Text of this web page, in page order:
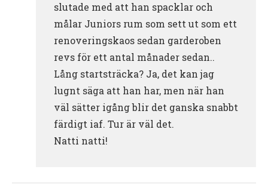
slutade med att han spacklar och
målar Juniors rum som sett ut som ett
renoveringskaos sedan garderoben
revs för ett antal månader sedan..
Lång startsträcka? Ja, det kan jag
lugnt säga att han har, men när han
väl sätter igång blir det ganska snabbt
färdigt iaf. Tur är väl det.
Natti natti!